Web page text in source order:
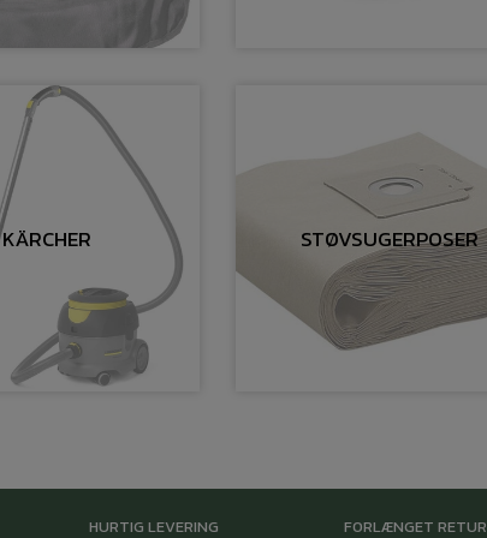
KÄRCHER STØVSUGERPOSER
HURTIG LEVERING FORLÆNGET